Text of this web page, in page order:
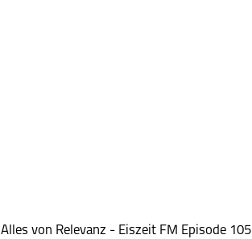
Alles von Relevanz - Eiszeit FM Episode 105